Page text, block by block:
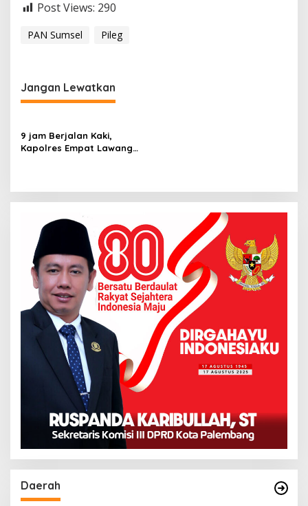
Post Views: 290
PAN Sumsel Pileg
Jangan Lewatkan
9 jam Berjalan Kaki,
Kapolres Empat Lawang
Daerah